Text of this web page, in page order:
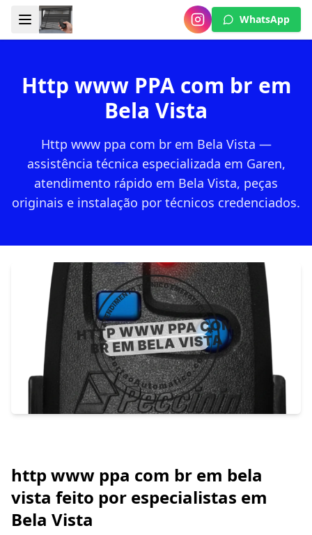
WhatsApp
Http www PPA com br em
Bela Vista
Http www ppa com br em Bela Vista —
assistência técnica especializada em Garen,
atendimento rápido em Bela Vista, peças
originais e instalação por técnicos credenciados.
http www ppa com br em bela
vista feito por especialistas em
Bela Vista